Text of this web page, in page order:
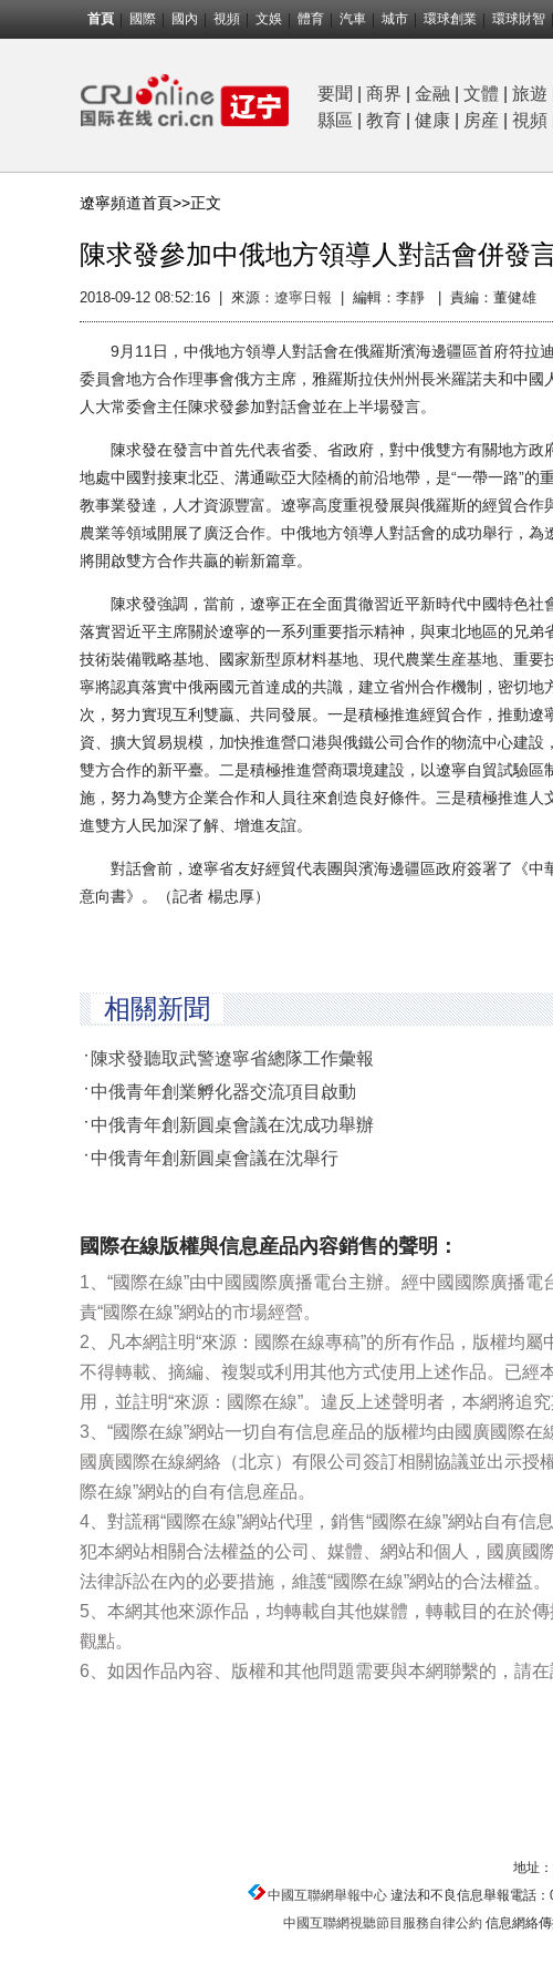
首頁 國際 國內 視頻 文娛 體育 汽車 城市 環球創業 環球財智
要聞 商界 金融 文體 旅遊
縣區
教育 健康 房産 視頻
遼寧頻道首頁>>正文
陳求發參加中俄地方領導人對話會併發
2018-09-12 08:52:16 來源： 遼寧日報 編輯：李靜 | 責編：董健雄
9月11日，中俄地方領導人對話會在俄羅斯濱海邊疆區首府符拉
委員會地方合作理事會俄方主席，雅羅斯拉伕州州長米羅諾夫和中
人大常委會主任陳求發參加對話會並在上半場發言。
陳求發在發言中首先代表省委、省政府，對中俄雙方有關地方政
地處中國對接東北亞、溝通歐亞大陸橋的前沿地帶，是“一帶一路”
教事業發達，人才資源豐富。遼寧高度重視發展與俄羅斯的經貿合
農業等領域開展了廣泛合作。中俄地方領導人對話會的成功舉行，
將開啟雙方合作共贏的嶄新篇章。
陳求發強調，當前，遼寧正在全面貫徹習近平新時代中國特色社
落實習近平主席關於遼寧的一系列重要指示精神，與東北地區的兄
技術裝備戰略基地、國家新型原材料基地、現代農業生産基地、重
寧將認真落實中俄兩國元首達成的共識，建立省州合作機制，密切
次，努力實現互利雙贏、共同發展。一是積極推進經貿合作，推動
資、擴大貿易規模，加快推進營口港與俄鐵公司合作的物流中心建
雙方合作的新平臺。二是積極推進營商環境建設，以遼寧自貿試驗
施，努力為雙方企業合作和人員往來創造良好條件。三是積極推進
進雙方人民加深了解、增進友誼。
對話會前，遼寧省友好經貿代表團與濱海邊疆區政府簽署了《中
意向書》。（記者 楊忠厚）
相關新聞
陳求發聽取武警遼寧省總隊工作彙報
中俄青年創業孵化器交流項目啟動
中俄青年創新圓桌會議在沈成功舉辦
中俄青年創新圓桌會議在沈舉行
國際在線版權與信息産品內容銷售的聲明：
1、“國際在線”由中國國際廣播電台主辦。經中國國際廣播
責“國際在線”網站的市場經營。
2、凡本網註明“來源：國際在線專稿”的所有作品，版權均
不得轉載、摘編、複製或利用其他方式使用上述作品。已經
用，並註明“來源：國際在線”。違反上述聲明者，本網將追究
3、“國際在線”網站一切自有信息産品的版權均由國廣國際
國廣國際在線網絡（北京）有限公司簽訂相關協議並出示授
際在線”網站的自有信息産品。
4、對謊稱“國際在線”網站代理，銷售“國際在線”網站自有信
犯本網站相關合法權益的公司、媒體、網站和個人，國廣國
法律訴訟在內的必要措施，維護“國際在線”網站的合法權益。
5、本網其他來源作品，均轉載自其他媒體，轉載目的在於
觀點。
6、如因作品內容、版權和其他問題需要與本網聯繫的，請在
地址
中國互聯網舉報中心違法和不良信息舉報電話
中國互聯網視聽節目服務自律公約信息網絡